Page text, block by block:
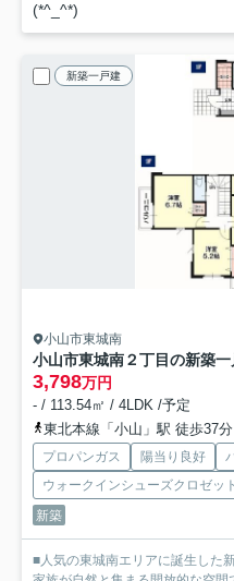
(*^_^*)
新築一戸建
小山市東城南
小山市東城南２丁目の新築一
3,798万円
- / 113.54㎡ / 4LDK /予定
東北本線「小山」駅 徒歩37分
プロパンガス 陽当り良好
ウォークインシューズクロゼット
新築
■人気の東城南エリアに誕生した